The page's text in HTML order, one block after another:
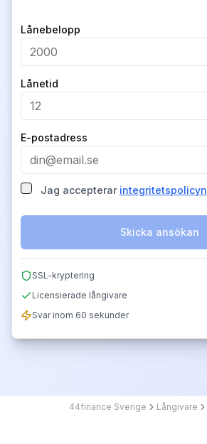
Company
Lånebelopp
Lånetid
E-postadress
Jag accepterar integritetspolicyn
Skicka ansökan
SSL-kryptering
Licensierade långivare
Svar inom 60 sekunder
44finance Sverige Långivare